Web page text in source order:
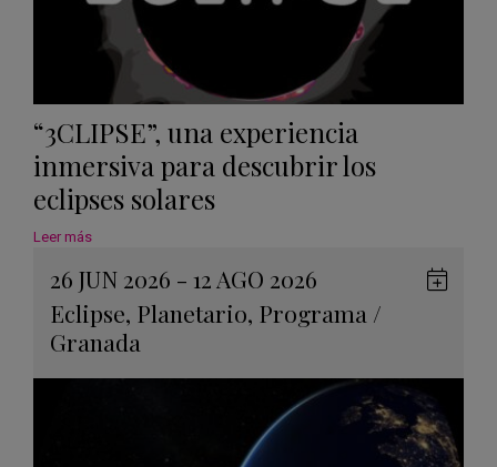
“3CLIPSE”, una experiencia
inmersiva para descubrir los
eclipses solares
Leer más
26 JUN 2026 - 12 AGO 2026
Eclipse, Planetario, Programa /
Granada